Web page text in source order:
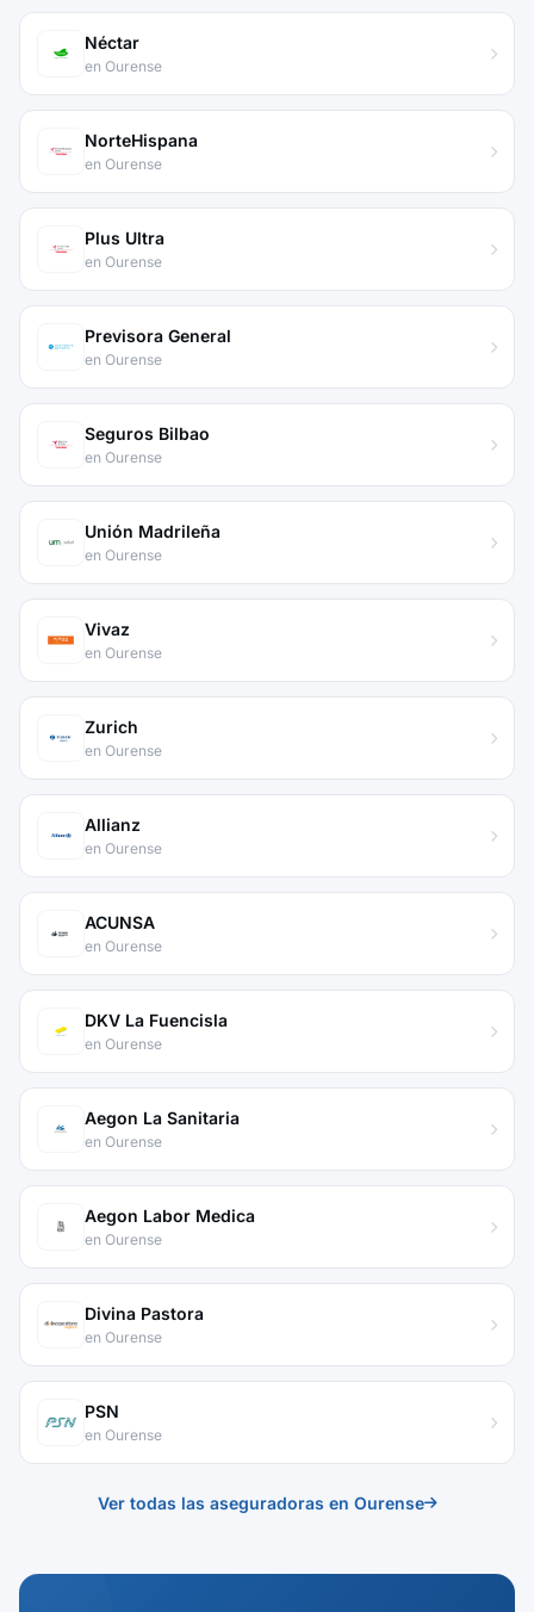
Néctar
en Ourense
NorteHispana
en Ourense
Plus Ultra
en Ourense
Previsora General
en Ourense
Seguros Bilbao
en Ourense
Unión Madrileña
en Ourense
Vivaz
en Ourense
Zurich
en Ourense
Allianz
en Ourense
ACUNSA
en Ourense
DKV La Fuencisla
en Ourense
Aegon La Sanitaria
en Ourense
Aegon Labor Medica
en Ourense
Divina Pastora
en Ourense
PSN
en Ourense
Ver todas las aseguradoras en Ourense